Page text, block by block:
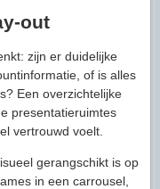
out
zijn er duidelijke
of is alles
Een overzichtelijke
presentatieruimtes
vertrouwd voelt.
gerangschikt is op
in een carrousel,